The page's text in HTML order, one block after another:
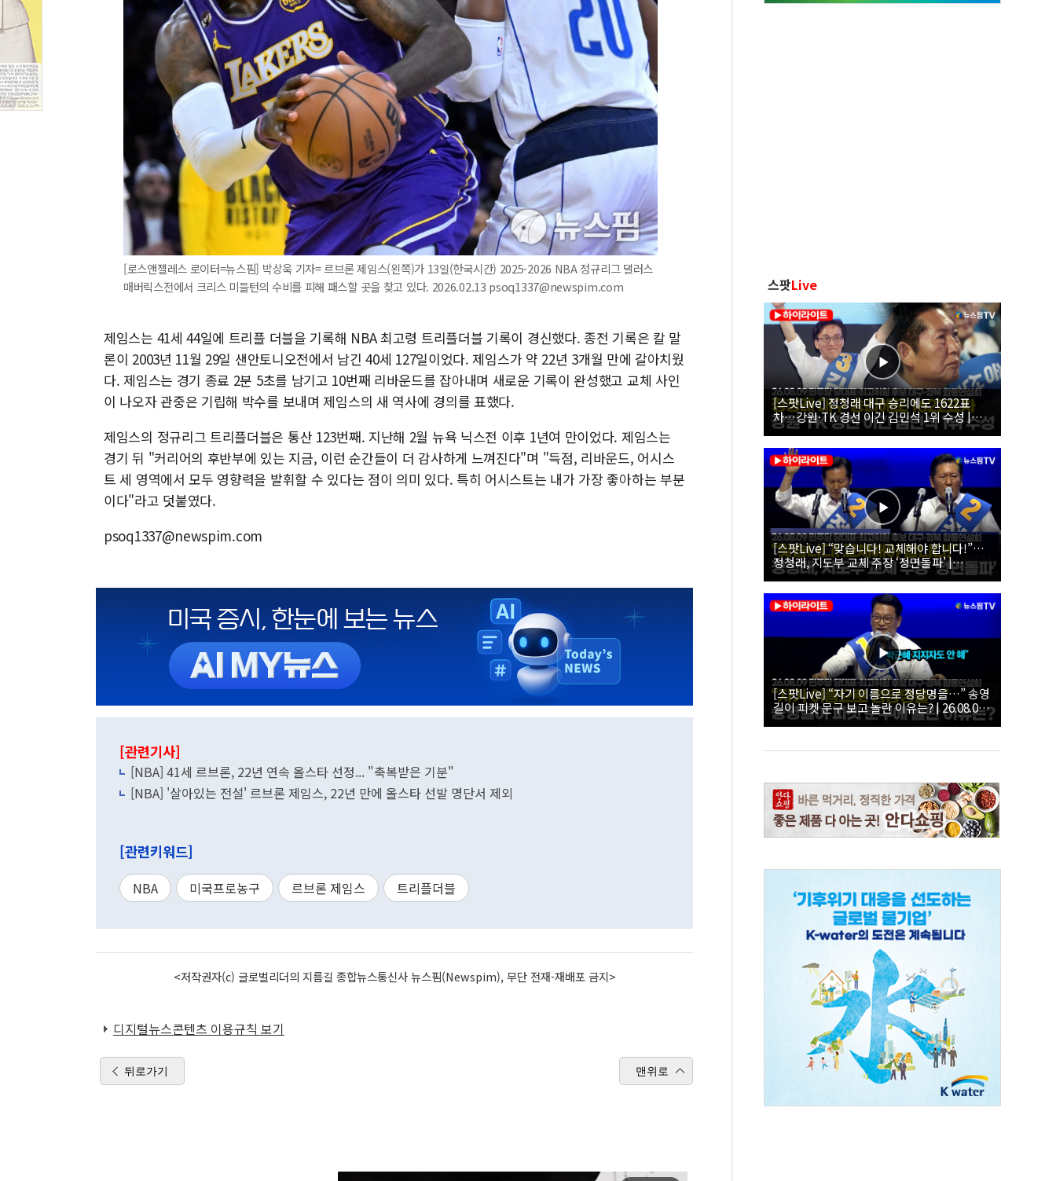
[로스앤젤레스 로이터=뉴스핌] 박상욱 기자= 르브론 제임스(왼쪽)가 13일(한국시간) 2025-2026 NBA 정규리그 댈러스
매버릭스전에서 크리스 미들턴의 수비를 피해 패스할 곳을 찾고 있다. 2026.02.13 psoq1337@newspim.com
제임스는 41세 44일에 트리플 더블을 기록해 NBA 최고령 트리플더블 기록이 경신했다. 종전 기록은 칼 말
론이 2003년 11월 29일 샌안토니오전에서 남긴 40세 127일이었다. 제임스가 약 22년 3개월 만에 갈아치웠
다. 제임스는 경기 종료 2분 5초를 남기고 10번째 리바운드를 잡아내며 새로운 기록이 완성했고 교체 사인
이 나오자 관중은 기립해 박수를 보내며 제임스의 새 역사에 경의를 표했다.
제임스의 정규리그 트리플더블은 통산 123번째. 지난해 2월 뉴욕 닉스전 이후 1년여 만이었다. 제임스는
경기 뒤 "커리어의 후반부에 있는 지금, 이런 순간들이 더 감사하게 느껴진다"며 "득점, 리바운드, 어시스
트 세 영역에서 모두 영향력을 발휘할 수 있다는 점이 의미 있다. 특히 어시스트는 내가 가장 좋아하는 부분
이다"라고 덧붙였다.
psoq1337@newspim.com
[관련기사]
[NBA] 41세 르브론, 22년 연속 올스타 선정... "축복받은 기분"
[NBA] '살아있는 전설' 르브론 제임스, 22년 만에 올스타 선발 명단서 제외
[관련키워드]
NBA 미국프로농구 르브론 제임스 트리플더블
<저작권자(c) 글로벌리더의 지름길 종합뉴스통신사 뉴스핌(Newspim), 무단 전재-재배포 금지>
디지털뉴스콘텐츠 이용규칙 보기
뒤로가기 맨위로
스팟Live
[스팟Live] 정청래 대구 승리에도 1622표
차…강원·TK 경선 이긴 김민석 1위 수성 |
26.08.09 더불어민주당 당대표·최고위원 후
보 대구·경북 합동연설회
[스팟Live] “맞습니다! 교체해야 합니다!”…
정청래, 지도부 교체 주장 ‘정면돌파’ |
26.08.09 더불어민주당 당대표·최고위원 후
보 대구·경북 합동연설회
[스팟Live] “자기 이름으로 정당명을…” 송영
길이 피켓 문구 보고 놀란 이유는? | 26.08.09
더불어민주당 당대표·최고위원 후보 대구·경